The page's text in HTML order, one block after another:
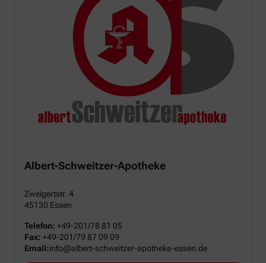
Albert-Schweitzer-Apotheke
Zweigertstr. 4
45130 Essen
Telefon: +49-201/78 81 05
Fax: +49-201/79 87 09 09
Email:info@albert-schweitzer-apotheke-essen.de